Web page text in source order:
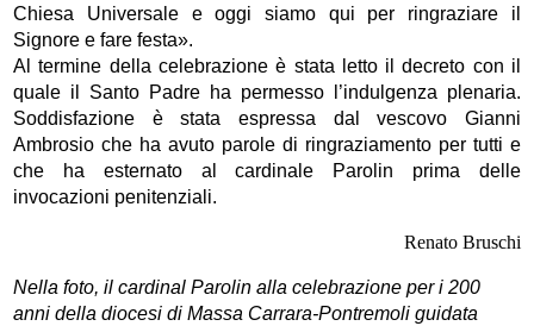
Chiesa Universale e oggi siamo qui per ringraziare il
Signore e fare festa».
Al termine della celebrazione è stata letto il decreto con il
quale il Santo Padre ha permesso l’indulgenza plenaria.
Soddisfazione è stata espressa dal vescovo Gianni
Ambrosio che ha avuto parole di ringraziamento per tutti e
che ha esternato al cardinale Parolin prima delle
invocazioni penitenziali.
Renato Bruschi
Nella foto, il cardinal Parolin alla celebrazione per i 200
anni della diocesi di Massa Carrara-Pontremoli guidata